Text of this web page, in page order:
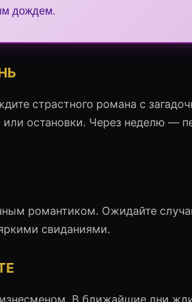
дождем.
страстного романа с
остановки. Через неделю —
романтиком. Ожидайте
свиданиями.
В ближайшие дни